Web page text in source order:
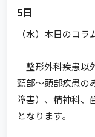
5日
（水）本日のコ
整形外科疾患以
頸部～頭部疾患の
障害）、精神科、
となります。